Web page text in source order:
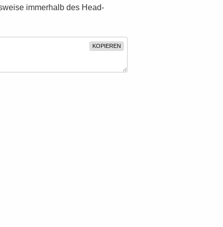
immerhalb des Head-
KOPIEREN